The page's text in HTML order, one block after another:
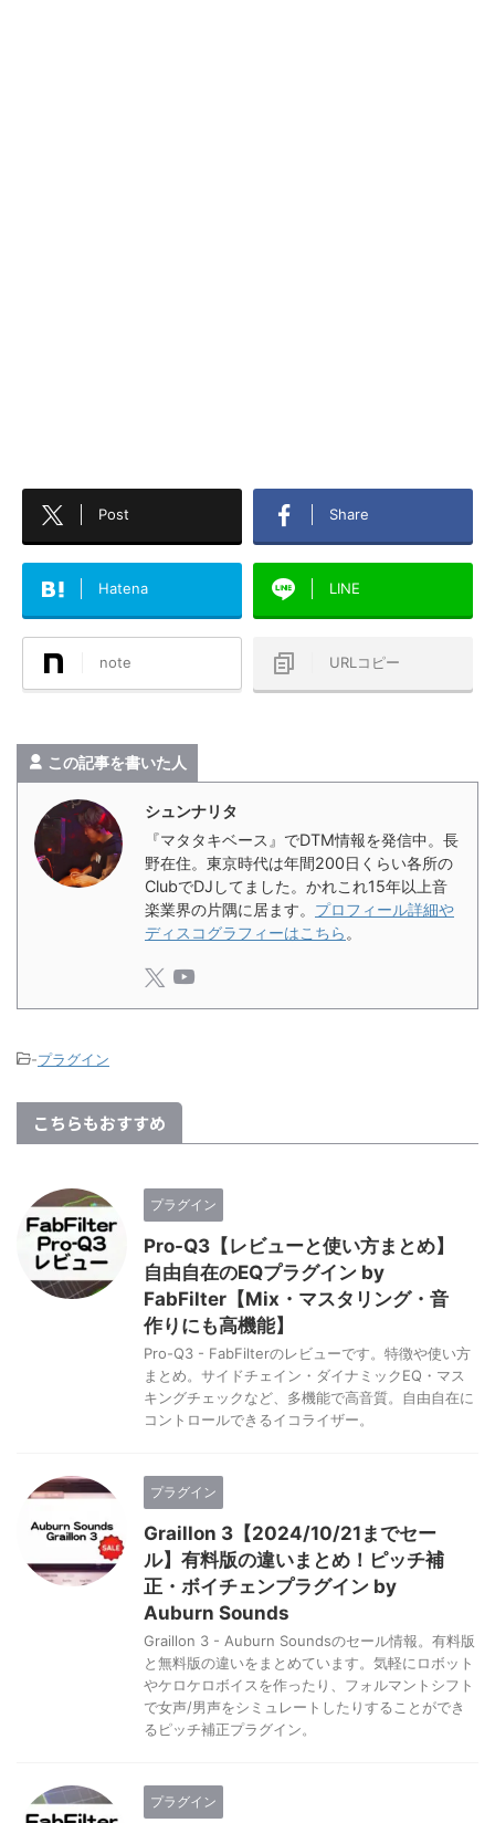
Post Share
Hatena LINE
note URLコピー
この記事を書いた人
シュンナリタ
『マタタキベース』でDTM情報を発信中。長
野在住。東京時代は年間200日くらい各所の
ClubでDJしてました。かれこれ15年以上音
楽業界の片隅に居ます。 プロフィール詳細や
ディスコグラフィーはこちら 。
-プラグイン
こちらもおすすめ
プラグイン
Pro-Q3【レビューと使い方まとめ】
自由自在のEQプラグイン by
FabFilter【Mix・マスタリング・音
作りにも高機能】
Pro-Q3 - FabFilterのレビューです。特徴や使い方
まとめ。サイドチェイン・ダイナミックEQ・マス
キングチェックなど、多機能で高音質。自由自在に
コントロールできるイコライザー。
プラグイン
Graillon 3【2024/10/21までセー
ル】有料版の違いまとめ！ピッチ補
正・ボイチェンプラグイン by
Auburn Sounds
Graillon 3 - Auburn Soundsのセール情報。有料版
と無料版の違いをまとめています。気軽にロボット
やケロケロボイスを作ったり、フォルマントシフト
で女声/男声をシミュレートしたりすることができ
るピッチ補正プラグイン。
プラグイン